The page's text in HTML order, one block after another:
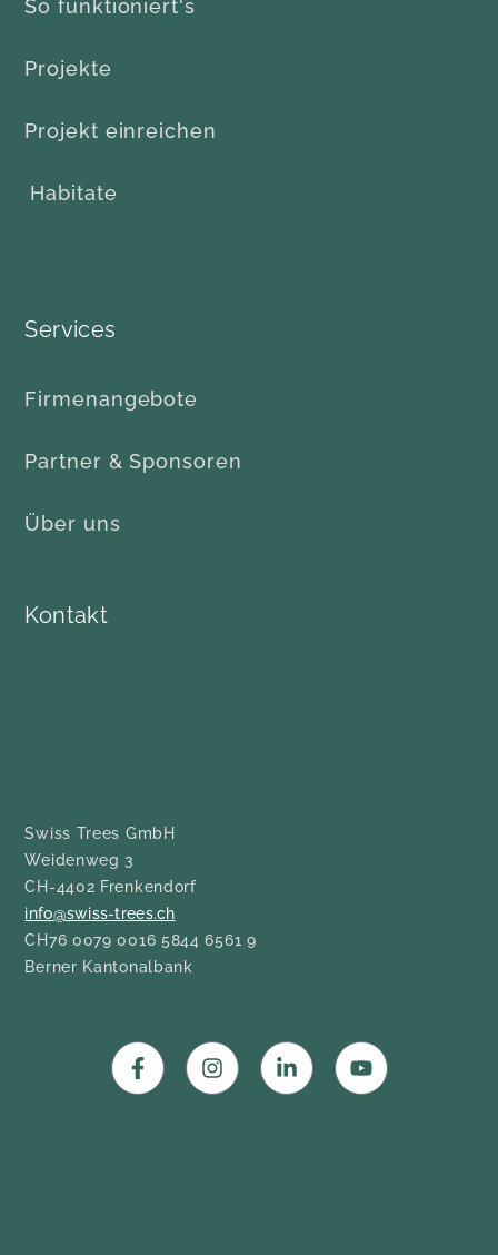
So funktioniert's
Projekte
Projekt einreichen
Habitate
Services
Firmenangebote
Partner & Sponsoren
Über uns
Kontakt
Swiss Trees GmbH
Weidenweg 3
CH-4402 Frenkendorf
info@swiss-trees.ch
CH76 0079 0016 5844 6561 9
Berner Kantonalbank